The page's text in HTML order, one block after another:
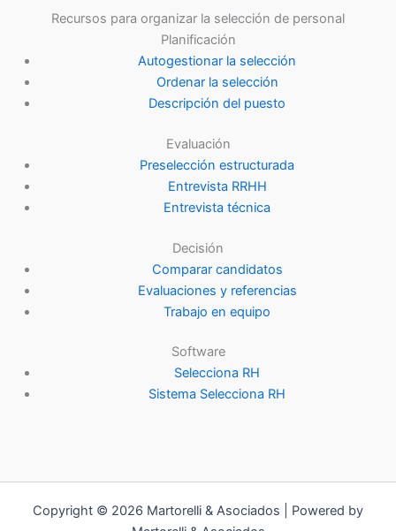
Recursos para organizar la selección de personal
Planificación
Autogestionar la selección
Ordenar la selección
Descripción del puesto
Evaluación
Preselección estructurada
Entrevista RRHH
Entrevista técnica
Decisión
Comparar candidatos
Evaluaciones y referencias
Trabajo en equipo
Software
Selecciona RH
Sistema Selecciona RH
Copyright © 2026 Martorelli & Asociados | Powered by